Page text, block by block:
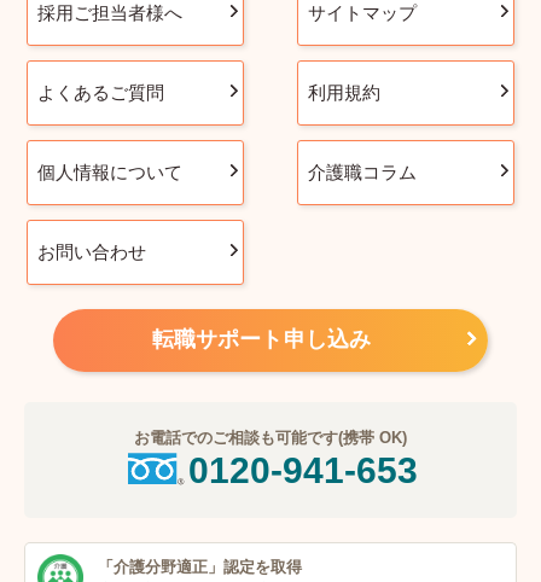
採用ご担当者様へ サイトマップ
よくあるご質問 利用規約
個人情報について 介護職コラム
お問い合わせ
転職サポート申し込み
お電話でのご相談も可能です(携帯 OK)
0120-941-653
「介護分野適正」 認定を取得